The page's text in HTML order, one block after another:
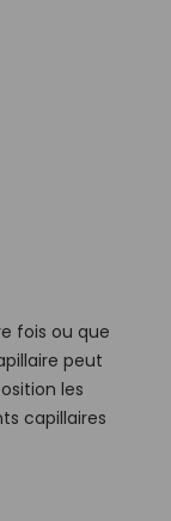
fois ou que
peut
les
capillaires